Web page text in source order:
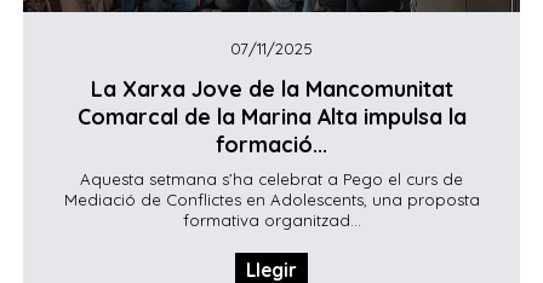
07/11/2025
La Xarxa Jove de la Mancomunitat
Comarcal de la Marina Alta impulsa la
formació...
Aquesta setmana s’ha celebrat a Pego el curs de
Mediació de Conflictes en Adolescents, una proposta
formativa organitzad...
Llegir